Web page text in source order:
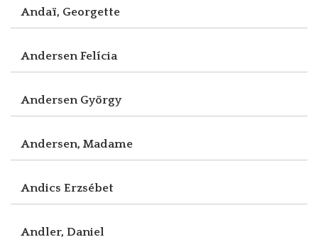
Andaï, Georgette
Andersen Felícia
Andersen György
Andersen, Madame
Andics Erzsébet
Andler, Daniel